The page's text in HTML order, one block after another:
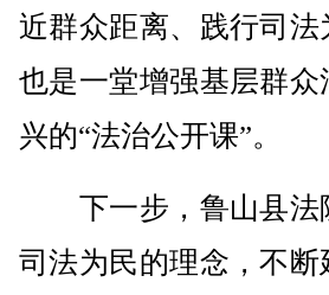
近群众距离、践行司
也是一堂增强基层群
兴的“法治公开课”。
下一步，鲁山县法
司法为民的理念，不